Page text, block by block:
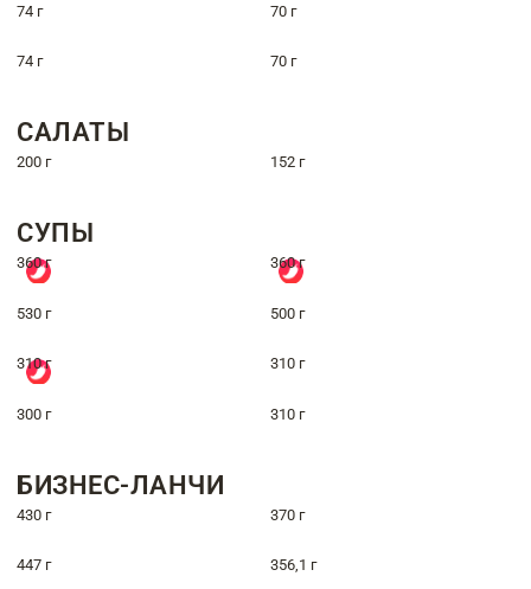
74 г 70 г
74 г 70 г
САЛАТЫ
200 г 152 г
СУПЫ
360 г 360 г
530 г 500 г
310 г 310 г
300 г 310 г
БИЗНЕС-ЛАНЧИ
430 г 370 г
447 г 356,1 г